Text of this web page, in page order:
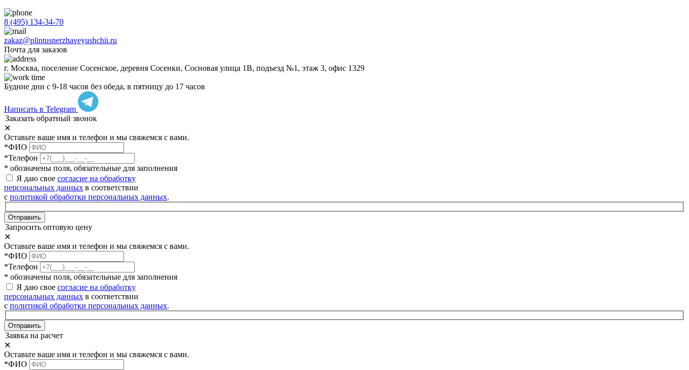
8 (495) 134-34-70
zakaz@plintusnerzhaveyushchii.ru
Почта для заказов
г. Москва, поселение Сосенское, деревня Сосенки, Сосновая улица 1В, подъезд №1, этаж 3, офис 1329
Будние дни с 9-18 часов без обеда, в пятницу до 17 часов
Написать в Telegram
Заказать обратный звонок
✕
Оставьте ваше имя и телефон и мы свяжемся с вами.
*ФИО
*Телефон
* обозначены поля, обязательные для заполнения
Я даю свое согласие на обработку
персональных данных в соответствии
с политикой обработки персональных данных.
Отправить
Запросить оптовую цену
✕
Оставьте ваше имя и телефон и мы свяжемся с вами.
*ФИО
*Телефон
* обозначены поля, обязательные для заполнения
Я даю свое согласие на обработку
персональных данных в соответствии
с политикой обработки персональных данных.
Отправить
Заявка на расчет
✕
Оставьте ваше имя и телефон и мы свяжемся с вами.
*ФИО